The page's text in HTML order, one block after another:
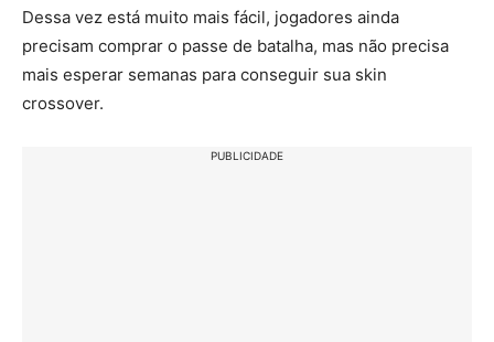
Dessa vez está muito mais fácil, jogadores ainda
precisam comprar o passe de batalha, mas não precisa
mais esperar semanas para conseguir sua skin
crossover.
PUBLICIDADE